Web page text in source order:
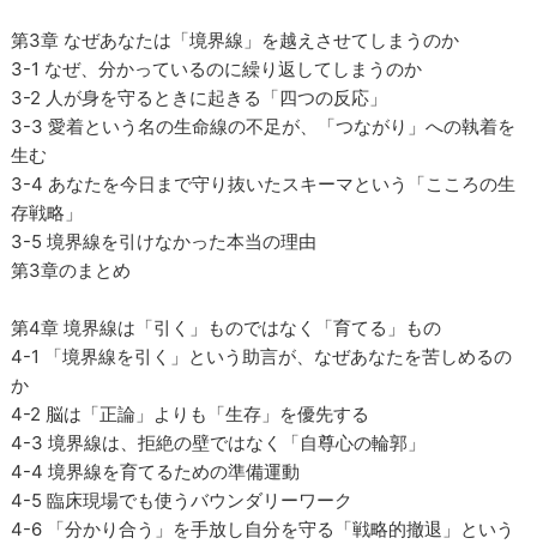
第3章 なぜあなたは「境界線」を越えさせてしまうのか
3-1 なぜ、分かっているのに繰り返してしまうのか
3-2 人が身を守るときに起きる「四つの反応」
3-3 愛着という名の生命線の不足が、「つながり」への執着を
生む
3-4 あなたを今日まで守り抜いたスキーマという「こころの生
存戦略」
3-5 境界線を引けなかった本当の理由
第3章のまとめ
第4章 境界線は「引く」ものではなく「育てる」もの
4-1 「境界線を引く」という助言が、なぜあなたを苦しめるの
か
4-2 脳は「正論」よりも「生存」を優先する
4-3 境界線は、拒絶の壁ではなく「自尊心の輪郭」
4-4 境界線を育てるための準備運動
4-5 臨床現場でも使うバウンダリーワーク
4-6 「分かり合う」を手放し自分を守る「戦略的撤退」という